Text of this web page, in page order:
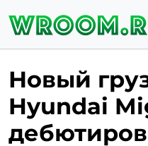
Новый
Hyundai